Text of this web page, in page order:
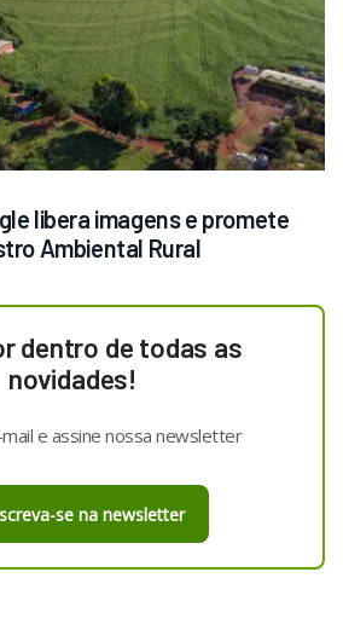
libera imagens e promete
Ambiental Rural
dentro de todas as
novidades!
e assine nossa newsletter
se na newsletter